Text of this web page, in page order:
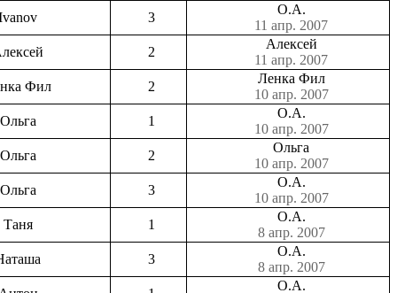
3
О.А.
11 апр. 2007
2
Алексей
11 апр. 2007
Фил
2
Ленка Фил
10 апр. 2007
Ольга
1
О.А.
10 апр. 2007
Ольга
2
Ольга
10 апр. 2007
Ольга
3
О.А.
10 апр. 2007
Таня
1
О.А.
8 апр. 2007
3
О.А.
8 апр. 2007
О.А.